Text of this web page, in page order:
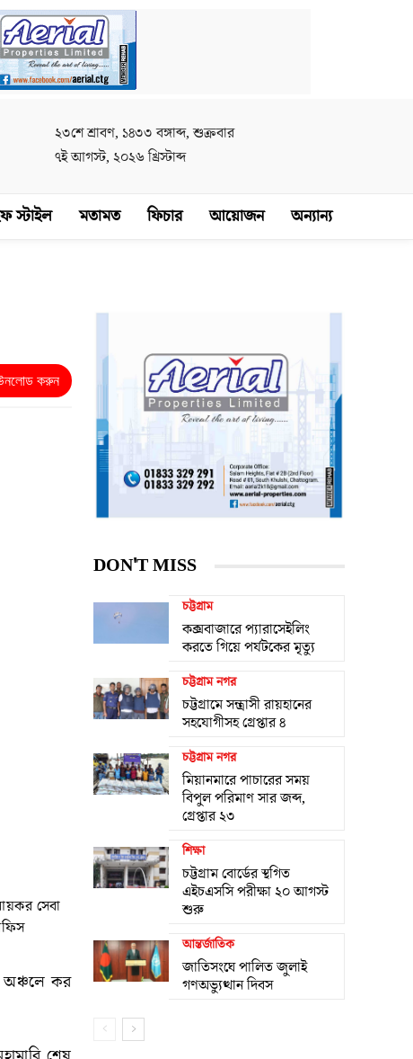
২৩শে শ্রাবণ, ১৪৩৩ বঙ্গাব্দ, শুক্রবার
৭ই আগস্ট, ২০২৬ খ্রিস্টাব্দ
স্টাইল মতামত ফিচার আয়োজন অন্যান্য
করুন
সেবা
অঞ্চলে কর
DON'T MISS
চট্টগ্রাম
কক্সবাজারে প্যারাসেইলিং
করতে গিয়ে পর্যটকের মৃত্যু
চট্টগ্রাম নগর
চট্টগ্রামে সন্ত্রাসী রায়হানের
সহযোগীসহ গ্রেপ্তার ৪
চট্টগ্রাম নগর
মিয়ানমারে পাচারের সময়
বিপুল পরিমাণ সার জব্দ,
গ্রেপ্তার ২৩
শিক্ষা
চট্টগ্রাম বোর্ডের স্থগিত
এইচএসসি পরীক্ষা ২০ আগস্ট
শুরু
আন্তর্জাতিক
জাতিসংঘে পালিত জুলাই
গণঅভ্যুত্থান দিবস